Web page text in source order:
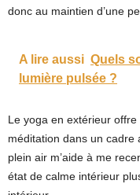
donc au maintien d’une
A lire aussi Quels
lumière pulsée ?
Le yoga en extérieur offre
méditation dans un cadre
plein air m’aide à me
état de calme intérieur